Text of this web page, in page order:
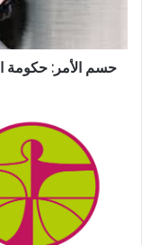
حسم الأمر: حكومة